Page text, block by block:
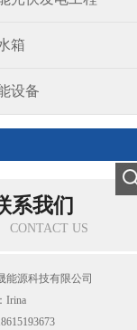
箱
设备
系我们
CONTACT US
能源科技有限公司
Irina